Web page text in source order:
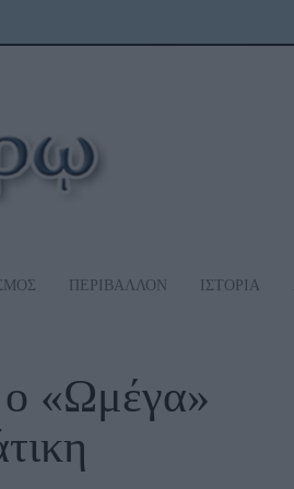
ΠΕΡΙΒΑΛΛΟΝ ΙΣΤΟΡΙΑ
ο «Ωμέγα»